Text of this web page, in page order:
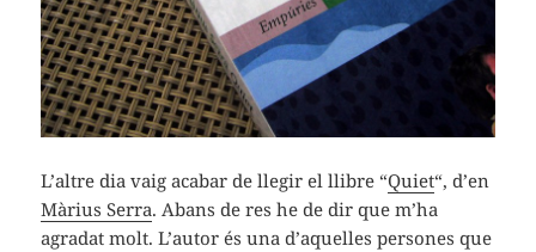
L’altre dia vaig acabar de llegir el llibre “Quiet“, d’en
Màrius Serra. Abans de res he de dir que m’ha
agradat molt. L’autor és una d’aquelles persones que